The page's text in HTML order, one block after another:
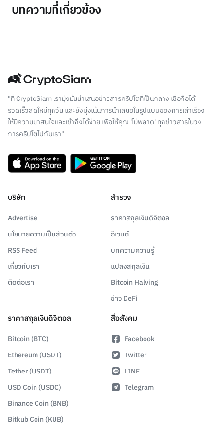
บทความที่เกี่ยวข้อง
"ที่ CryptoSiam เรามุ่งมั่นนำเสนอข่าวสารคริปโตที่เป็นกลาง เชื่อถือได้
รวดเร็วสดใหม่ทุกวัน และยังมุ่งเน้นการนำเสนอในรูปแบบของการเล่าเรื่อง
ให้มีความน่าสนใจและเข้าถึงได้ง่าย เพื่อให้คุณ 'ไม่พลาด' ทุกข่าวสารในวง
การคริปโตไปกับเรา"
บริษัท
Advertise
นโยบายความเป็นส่วนตัว
RSS Feed
เกี่ยวกับเรา
ติดต่อเรา
สำรวจ
ราคาสกุลเงินดิจิตอล
อีเวนต์
บทความความรู้
แปลงสกุลเงิน
Bitcoin Halving
ข่าว DeFi
ราคาสกุลเงินดิจิตอล
Bitcoin (BTC)
Ethereum (USDT)
Tether (USDT)
USD Coin (USDC)
Binance Coin (BNB)
Bitkub Coin (KUB)
สื่อสังคม
Facebook
Twitter
LINE
Telegram